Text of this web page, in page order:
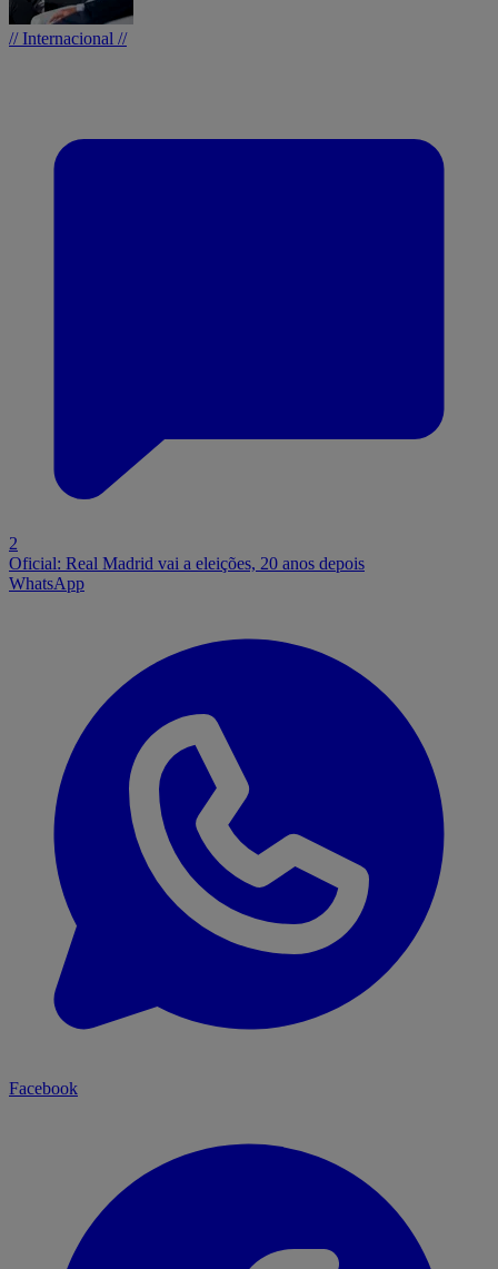
// Internacional //
2
Oficial: Real Madrid vai a eleições, 20 anos depois
WhatsApp
Facebook